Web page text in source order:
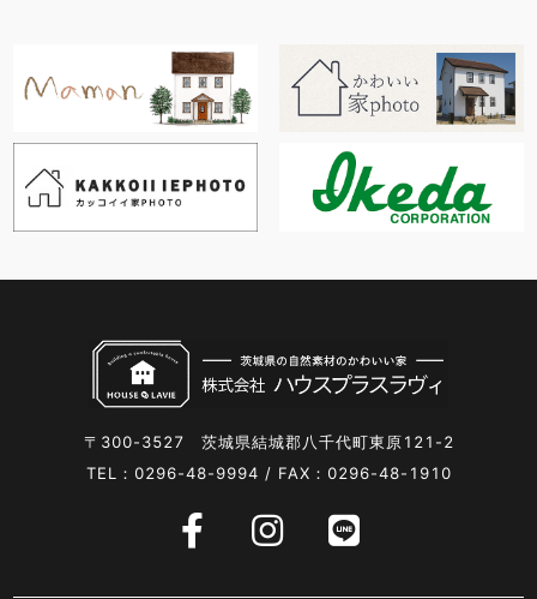
〒300-3527 茨城県結城郡八千代町東原121-2
TEL：0296-48-9994 / FAX：0296-48-1910